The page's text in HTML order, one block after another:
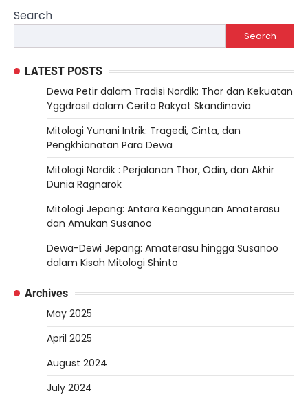
Search
Search
LATEST POSTS
Dewa Petir dalam Tradisi Nordik: Thor dan Kekuatan
Yggdrasil dalam Cerita Rakyat Skandinavia
Mitologi Yunani Intrik: Tragedi, Cinta, dan
Pengkhianatan Para Dewa
Mitologi Nordik : Perjalanan Thor, Odin, dan Akhir
Dunia Ragnarok
Mitologi Jepang: Antara Keanggunan Amaterasu
dan Amukan Susanoo
Dewa-Dewi Jepang: Amaterasu hingga Susanoo
dalam Kisah Mitologi Shinto
Archives
May 2025
April 2025
August 2024
July 2024